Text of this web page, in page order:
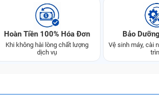
Hoàn Tiền 100% Hóa Đơn
Khi không hài lòng chất lượng
dịch vụ
Bảo
Vệ sinh máy, cài